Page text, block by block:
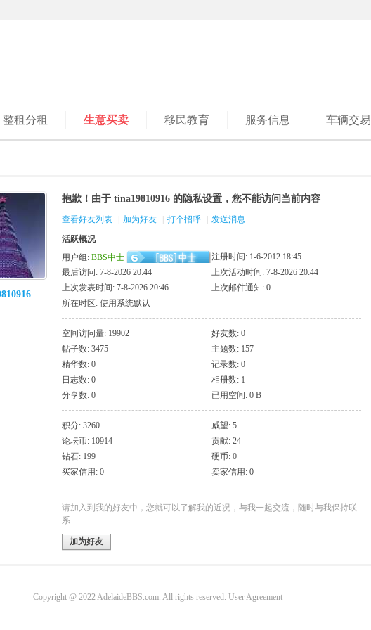
整租分租 生意买卖 移民教育 服务信息 车辆交易
抱歉！由于 tina19810916 的隐私设置，您不能访问当前内容
查看好友列表 加为好友 打个招呼
发送消息
活跃概况
用户组: BBS中士
注册时间: 1-6-2012 18:45
最后访问: 7-8-2026 20:44
上次活动时间: 7-8-2026 20:44
上次发表时间: 7-8-2026 20:46
上次邮件通知: 0
所在时区: 使用系统默认
空间访问量: 19902
好友数: 0
帖子数: 3475
主题数: 157
精华数: 0
记录数: 0
日志数: 0
相册数: 1
分享数: 0
已用空间: 0 B
积分: 3260
威望: 5
论坛币: 10914
贡献: 24
钻石: 199
硬币: 0
买家信用: 0
卖家信用: 0
请加入到我的好友中，您就可以了解我的近况，与我一起交流，随时与我保持联
系
加为好友
Copyright @ 2022 AdelaideBBS.com. All rights reserved. User Agreement